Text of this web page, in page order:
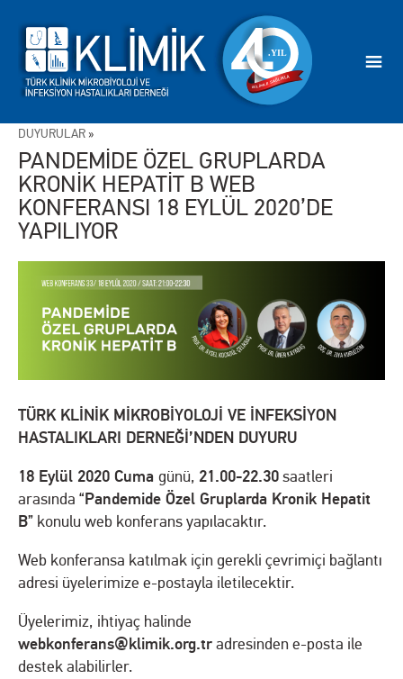
DUYURULAR »
PANDEMİDE ÖZEL GRUPLARDA
KRONİK HEPATİT B WEB
KONFERANSI 18 EYLÜL 2020’DE
YAPILIYOR
TÜRK KLİNİK MİKROBİYOLOJİ VE İNFEKSİYON
HASTALIKLARI DERNEĞİ’NDEN DUYURU
18 Eylül 2020 Cuma günü, 21.00-22.30saatleri
arasında “Pandemide Özel Gruplarda Kronik Hepatit
B” konulu web konferans yapılacaktır.
Web konferansa katılmak için gerekli çevrimiçi bağlantı
adresi üyelerimize e-postayla iletilecektir.
Üyelerimiz, ihtiyaç halinde
webkonferans@klimik.org.tradresinden e-posta ile
destek alabilirler.